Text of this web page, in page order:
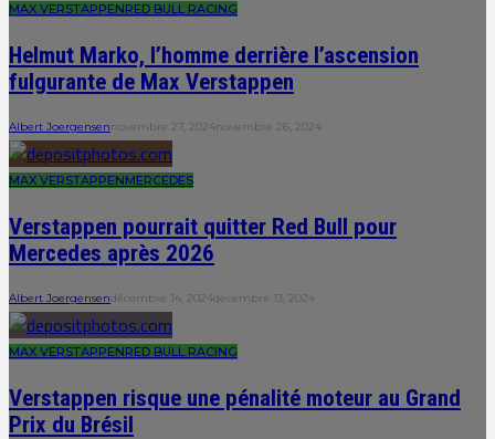
MAX VERSTAPPENRED BULL RACING
Helmut Marko, l’homme derrière l’ascension
fulgurante de Max Verstappen
Albert Joergensennovembre 27, 2024novembre 26, 2024
MAX VERSTAPPENMERCEDES
Verstappen pourrait quitter Red Bull pour
Mercedes après 2026
Albert Joergensendécembre 14, 2024décembre 13, 2024
MAX VERSTAPPENRED BULL RACING
Verstappen risque une pénalité moteur au Grand
Prix du Brésil